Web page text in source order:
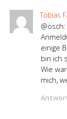
Tobias
einige
bin ich
Wie
mich,